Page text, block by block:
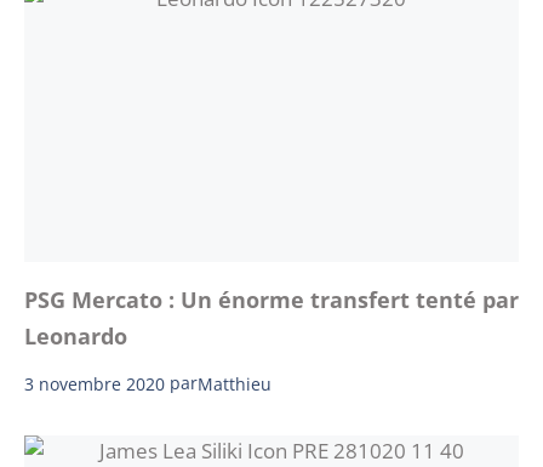
PSG Mercato : Un énorme transfert tenté par
Leonardo
3 novembre 2020 parMatthieu